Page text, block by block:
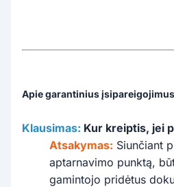
Apie garantinius
Klausimas: Kur kreiptis, jei
Atsakymas: Siunčiant
aptarnavimo punktą,
gamintojo pridėtus